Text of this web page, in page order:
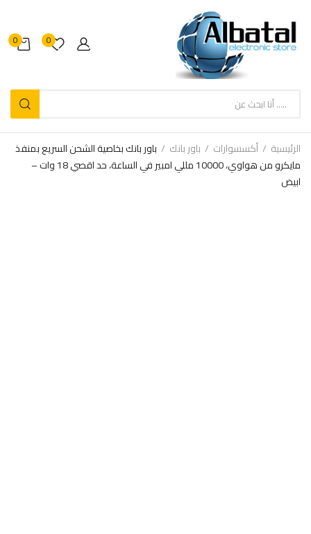
0
0
الرئيسية أكسسوارات باور بانك
باور بانك بخاصية الشحن السريع بمنفذ
مايكرو من هواوي، 10000 مللي امبير في الساعة، حد اقصي 18 وات –
ابيض